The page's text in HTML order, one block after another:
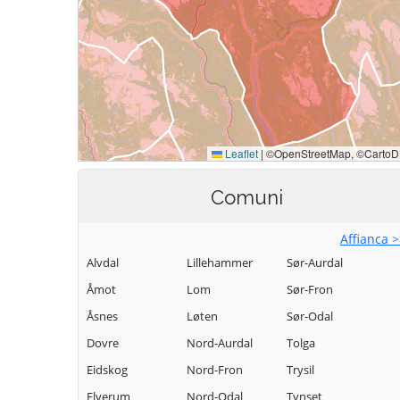
Comuni
Affianca
Alvdal
Åmot
Åsnes
Dovre
Eidskog
Elverum
Lillehammer
Lom
Løten
Nord-Aurdal
Nord-Fron
Nord-Odal
Sør-Aurdal
Sør-Fron
Sør-Odal
Tolga
Trysil
Tynset